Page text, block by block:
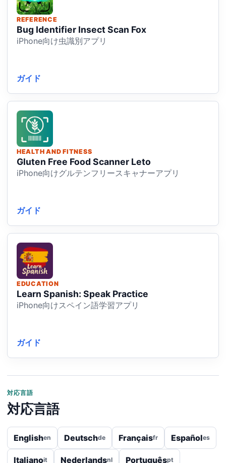
REFERENCE
Bug Identifier Insect Scan Fox
iPhone向け虫識別アプリ
ガイド
HEALTH AND FITNESS
Gluten Free Food Scanner Leto
iPhone向けグルテンフリースキャナーアプリ
ガイド
EDUCATION
Learn Spanish: Speak Practice
iPhone向けスペイン語学習アプリ
ガイド
対応言語
対応言語
Englishen Deutschde Françaisfr Españoles
Italianoit Nederlandsnl Portuguêspt